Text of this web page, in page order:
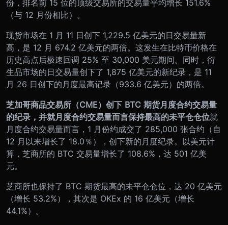
份，排名前 15 位的顶级交易所的交易量平均增长 151.6%
（与 12 月份相比）。
现货市场在 1 月 11 日创下 1,229.5 亿美元的日交易量新
高，是 12 月 674.2 亿美元的两倍。这发生在比特币价格在
历史高点后极速回调 25% 至 30,000 美元期间。同时，衍
生品市场的日交易量创下了 1,875 亿美元的新纪录，是 11
月 26 日创下的月度最高记录（933.6 亿美元）的两倍。
芝加哥商品交易所（CME）创下 BTC 期货月度合约交易量
的纪录，并就月度合约交易量而言保持最高的未平仓仓位就
月度合约交易量而言，1 月份约成交了 285,000 张合约（自
12 月以来增长了 18.0％），创下新的月度纪录。以美元计
算，芝商所的 BTC 交易量增长了 108.6%，达 501 亿美
元。
芝商所也保持了 BTC 期货最高的未平仓仓位，达 20 亿美元
（增长 53.2%），其次是 OKEx 的 16 亿美元（增长
44.1%）。